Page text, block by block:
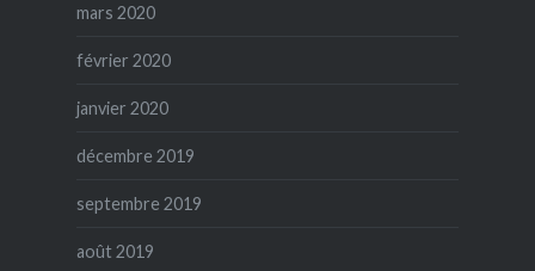
mars 2020
février 2020
janvier 2020
décembre 2019
septembre 2019
août 2019